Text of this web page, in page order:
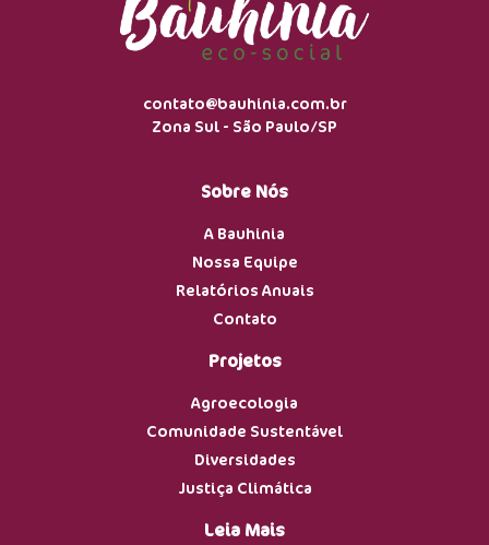
contato@bauhinia.com.br
Zona Sul - São Paulo/SP
Sobre Nós
A Bauhinia
Nossa Equipe
Relatórios Anuais
Contato
Projetos
Agroecologia
Comunidade Sustentável
Diversidades
Justiça Climática
Leia Mais